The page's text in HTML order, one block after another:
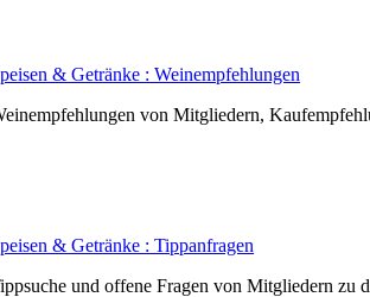
& Getränke : Weinempfehlungen
von Mitgliedern,
& Getränke : Tippanfragen
und offene Fragen von Mitgliedern zu